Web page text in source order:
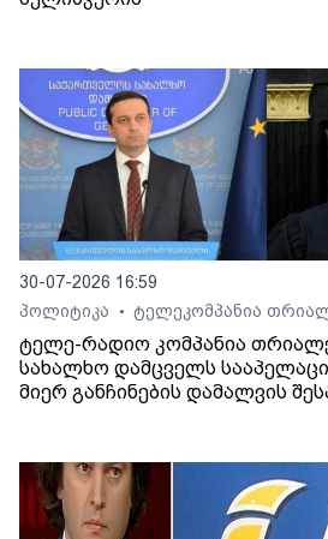
30-07-2026 16:59
პოლიტიკა
• ტელეკომპანია
ტელე-რადიო კომპანია
სახალხო დამცველს
მიერ განჩინების დამალვის